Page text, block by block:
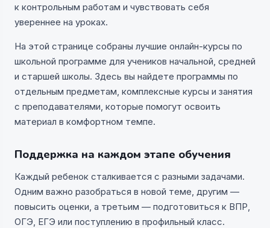
к контрольным работам и чувствовать себя
увереннее на уроках.
На этой странице собраны лучшие онлайн-курсы по
школьной программе для учеников начальной, средней
и старшей школы. Здесь вы найдете программы по
отдельным предметам, комплексные курсы и занятия
с преподавателями, которые помогут освоить
материал в комфортном темпе.
Поддержка на каждом этапе обучения
Каждый ребенок сталкивается с разными задачами.
Одним важно разобраться в новой теме, другим —
повысить оценки, а третьим — подготовиться к ВПР,
ОГЭ, ЕГЭ или поступлению в профильный класс.